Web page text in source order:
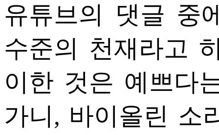
유튜브의 댓글 중
수준의 천재라고
이한 것은 예쁘다
가니, 바이올린 소